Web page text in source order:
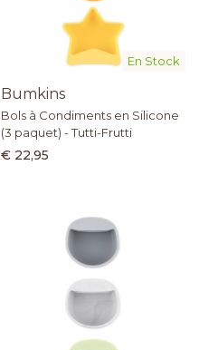
En Stock
Bumkins
Bols à Condiments en Silicone
(3 paquet) - Tutti-Frutti
€ 22,95